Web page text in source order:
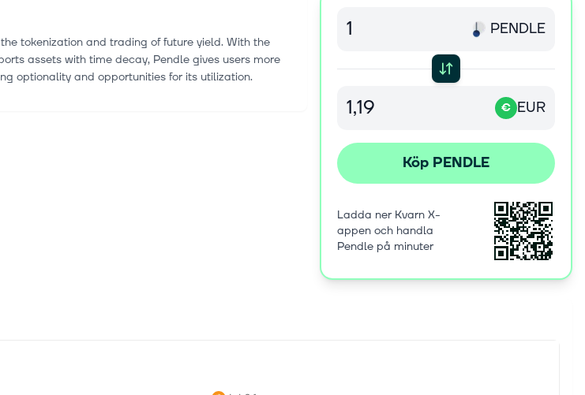
tokenization and trading of future yield. With the
assets with time decay, Pendle gives users more
optionality and opportunities for its utilization.
PENDLE
€ EUR
Köp PENDLE
Ladda ner Kvarn X-
appen och handla
Pendle på minuter